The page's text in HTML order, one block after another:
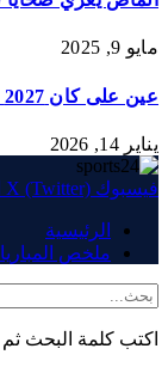
مايو 9, 2025
عين على كان 2027 من ملاعب المغرب
يناير 14, 2026
فيسبوك X (Twitter)
الرئيسية
ملخص
اكتب كلمة البحث